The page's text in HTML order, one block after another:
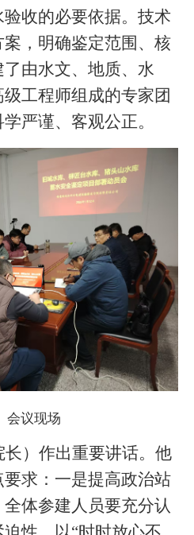
收的必要依据。技术
，明确鉴定范围、核
由水文、地质、水
工程师组成的专家团
严谨、客观公正。
会议现场
）作出重要讲话。他
求：一是提高政治站
体参建人员要充分认